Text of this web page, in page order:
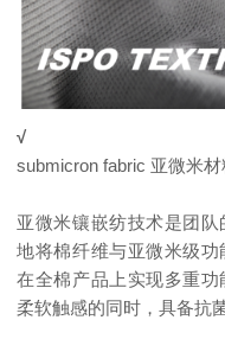
√
submicron fabric 亚微米材
亚微米镶嵌纺技术是团
地将棉纤维与亚微米级功
在全棉产品上实现多重
柔软触感的同时，具备抗